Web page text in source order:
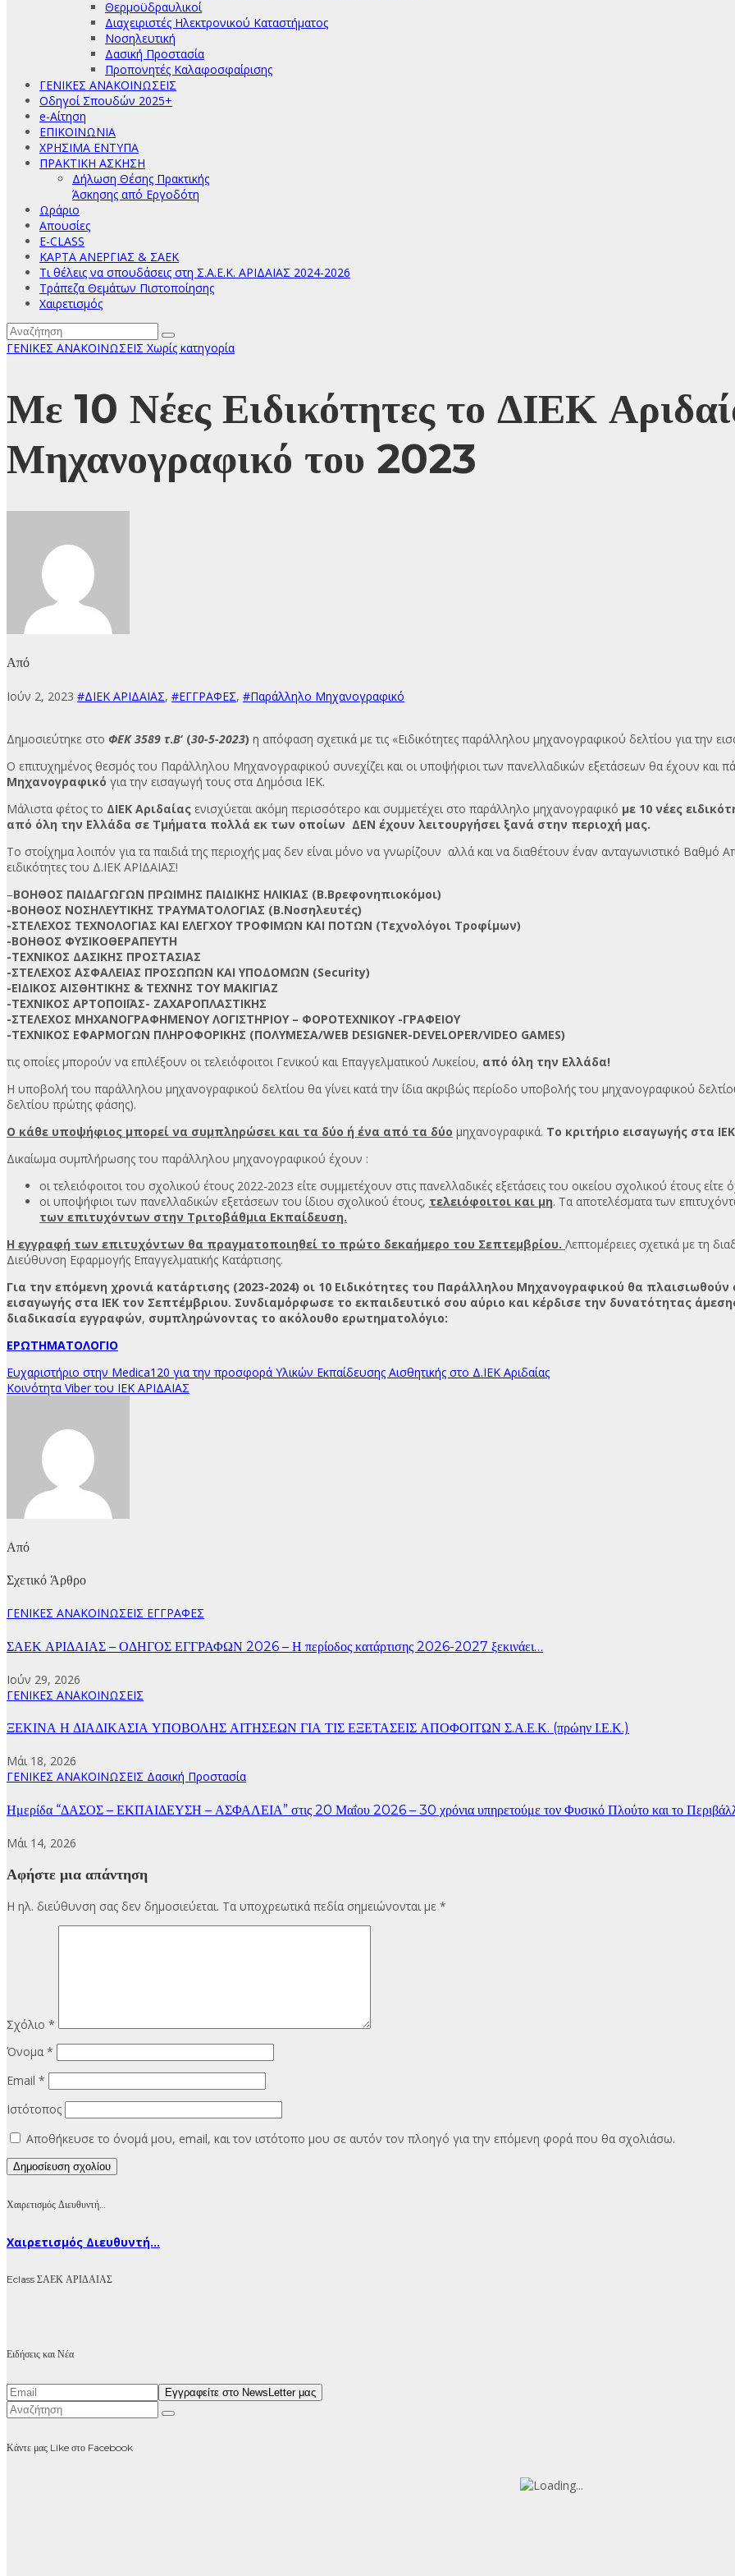
Θερμοϋδραυλικοί
Διαχειριστές Ηλεκτρονικού Καταστήματος
Νοσηλευτική
Δασική Προστασία
Προπονητές Καλαφοσφαίρισης
ΓΕΝΙΚΕΣ ΑΝΑΚΟΙΝΩΣΕΙΣ
Οδηγοί Σπουδών 2025+
e-Αίτηση
ΕΠΙΚΟΙΝΩΝΙΑ
ΧΡΗΣΙΜΑ ΕΝΤΥΠΑ
ΠΡΑΚΤΙΚΗ ΑΣΚΗΣΗ
Δήλωση Θέσης Πρακτικής
Άσκησης από Εργοδότη
Ωράριο
Απουσίες
E-CLASS
ΚΑΡΤΑ ΑΝΕΡΓΙΑΣ & ΣΑΕΚ
Τι θέλεις να σπουδάσεις στη Σ.Α.Ε.Κ. ΑΡΙΔΑΙΑΣ 2024-2026
Τράπεζα Θεμάτων Πιστοποίησης
Χαιρετισμός
ΓΕΝΙΚΕΣ ΑΝΑΚΟΙΝΩΣΕΙΣ Χωρίς κατηγορία
Με 10 Νέες Ειδικότητες το ΔΙΕΚ
Μηχανογραφικό του 2023
Από
Ιούν 2, 2023 #ΔΙΕΚ ΑΡΙΔΑΙΑΣ, #ΕΓΓΡΑΦΕΣ, #Παράλληλο Μηχανογραφικό
Δημοσιεύτηκε στο ΦΕΚ 3589 τ.Β‘ (30-5-2023) η απόφαση σχετικά με τις «Ειδικότητες παράλληλου μηχανογραφικού δελτίου για την
Ο επιτυχημένος θεσμός του Παράλληλου Μηχανογραφικού συνεχίζει και οι υποψήφιοι των πανελλαδικών εξετάσεων θα έχουν και
Μηχανογραφικό για την εισαγωγή τους στα Δημόσια ΙΕΚ.
Μάλιστα φέτος το ΔΙΕΚ Αριδαίας ενισχύεται ακόμη περισσότερο και συμμετέχει στο παράλληλο μηχανογραφικό με 10 νέες
από όλη την Ελλάδα σε Τμήματα πολλά εκ των οποίων ΔΕΝ έχουν λειτουργήσει ξανά στην περιοχή μας.
Το στοίχημα λοιπόν για τα παιδιά της περιοχής μας δεν είναι μόνο να γνωρίζουν αλλά και να διαθέτουν έναν ανταγωνιστικό
ειδικότητες του Δ.ΙΕΚ ΑΡΙΔΑΙΑΣ!
–ΒΟΗΘΟΣ ΠΑΙΔΑΓΩΓΩΝ ΠΡΩΙΜΗΣ ΠΑΙΔΙΚΗΣ ΗΛΙΚΙΑΣ (Β.Βρεφονηπιοκόμοι)
-ΒΟΗΘΟΣ ΝΟΣΗΛΕΥΤΙΚΗΣ ΤΡΑΥΜΑΤΟΛΟΓΙΑΣ (Β.Νοσηλευτές)
-ΣΤΕΛΕΧΟΣ ΤΕΧΝΟΛΟΓΙΑΣ ΚΑΙ ΕΛΕΓΧΟΥ ΤΡΟΦΙΜΩΝ ΚΑΙ ΠΟΤΩΝ (Τεχνολόγοι Τροφίμων)
-ΒΟΗΘΟΣ ΦΥΣΙΚΟΘΕΡΑΠΕΥΤΗ
-ΤΕΧΝΙΚΟΣ ΔΑΣΙΚΗΣ ΠΡΟΣΤΑΣΙΑΣ
-ΣΤΕΛΕΧΟΣ ΑΣΦΑΛΕΙΑΣ ΠΡΟΣΩΠΩΝ ΚΑΙ ΥΠΟΔΟΜΩΝ (Security)
-ΕΙΔΙΚΟΣ ΑΙΣΘΗΤΙΚΗΣ & ΤΕΧΝΗΣ ΤΟΥ ΜΑΚΙΓΙΑΖ
-ΤΕΧΝΙΚΟΣ ΑΡΤΟΠΟΙΪΑΣ- ΖΑΧΑΡΟΠΛΑΣΤΙΚΗΣ
-ΣΤΕΛΕΧΟΣ ΜΗΧΑΝΟΓΡΑΦΗΜΕΝΟΥ ΛΟΓΙΣΤΗΡΙΟΥ – ΦΟΡΟΤΕΧΝΙΚΟΥ -ΓΡΑΦΕΙΟΥ
-ΤΕΧΝΙΚΟΣ ΕΦΑΡΜΟΓΩΝ ΠΛΗΡΟΦΟΡΙΚΗΣ (ΠΟΛΥΜΕΣΑ/WEB DESIGNER-DEVELOPER/VIDEO GAMES)
τις οποίες μπορούν να επιλέξουν οι τελειόφοιτοι Γενικού και Επαγγελματικού Λυκείου, από όλη την Ελλάδα!
Η υποβολή του παράλληλου μηχανογραφικού δελτίου θα γίνει κατά την ίδια ακριβώς περίοδο υποβολής του μηχανογραφικού
δελτίου πρώτης φάσης).
Ο κάθε υποψήφιος μπορεί να συμπληρώσει και τα δύο ή ένα από τα δύο μηχανογραφικά. Το κριτήριο εισαγωγής στα
Δικαίωμα συμπλήρωσης του παράλληλου μηχανογραφικού έχουν :
οι τελειόφοιτοι του σχολικού έτους 2022-2023 είτε συμμετέχουν στις πανελλαδικές εξετάσεις του οικείου σχολικού έτους είτε
οι υποψήφιοι των πανελλαδικών εξετάσεων του ίδιου σχολικού έτους, τελειόφοιτοι και μη. Τα αποτελέσματα των
των επιτυχόντων στην Τριτοβάθμια Εκπαίδευση.
Η εγγραφή των επιτυχόντων θα πραγματοποιηθεί το πρώτο δεκαήμερο του Σεπτεμβρίου. Λεπτομέρειες σχετικά με τη
Διεύθυνση Εφαρμογής Επαγγελματικής Κατάρτισης.
Για την επόμενη χρονιά κατάρτισης (2023-2024) οι 10 Ειδικότητες του Παράλληλου Μηχανογραφικού θα
εισαγωγής στα ΙΕΚ τον Σεπτέμβριου. Συνδιαμόρφωσε το εκπαιδευτικό σου αύριο και κέρδισε την δυνατότητας
διαδικασία εγγραφών, συμπληρώνοντας το ακόλουθο ερωτηματολόγιο:
ΕΡΩΤΗΜΑΤΟΛΟΓΙΟ
Πλοήγηση
Ευχαριστήριο στην Medica120 για την προσφορά Υλικών Εκπαίδευσης Αισθητικής στο Δ.ΙΕΚ Αριδαίας
Κοινότητα Viber του ΙΕΚ ΑΡΙΔΑΙΑΣ
Από
Σχετικό Άρθρο
ΓΕΝΙΚΕΣ ΑΝΑΚΟΙΝΩΣΕΙΣ ΕΓΓΡΑΦΕΣ
ΣΑΕΚ ΑΡΙΔΑΙΑΣ – ΟΔΗΓΟΣ ΕΓΓΡΑΦΩΝ 2026 – Η περίοδος κατάρτισης 2026-2027 ξεκινάει…
Ιούν 29, 2026
ΓΕΝΙΚΕΣ ΑΝΑΚΟΙΝΩΣΕΙΣ
ΞΕΚΙΝΑ Η ΔΙΑΔΙΚΑΣΙΑ ΥΠΟΒΟΛΗΣ ΑΙΤΗΣΕΩΝ ΓΙΑ ΤΙΣ ΕΞΕΤΑΣΕΙΣ ΑΠΟΦΟΙΤΩΝ Σ.Α.Ε.Κ. (πρώην Ι.Ε.Κ.)
Μάι 18, 2026
ΓΕΝΙΚΕΣ ΑΝΑΚΟΙΝΩΣΕΙΣ Δασική Προστασία
Ημερίδα “ΔΑΣΟΣ – ΕΚΠΑΙΔΕΥΣΗ – ΑΣΦΑΛΕΙΑ” στις 20 Μαΐου 2026 – 30 χρόνια υπηρετούμε τον Φυσικό Πλούτο και το
Μάι 14, 2026
Αφήστε μια απάντηση
Η ηλ. διεύθυνση σας δεν δημοσιεύεται. Τα υποχρεωτικά πεδία σημειώνονται με *
Σχόλιο *
Όνομα *
Email *
Ιστότοπος
Αποθήκευσε το όνομά μου, email, και τον ιστότοπο μου σε αυτόν τον πλοηγό για την επόμενη φορά που θα σχολιάσω.
Χαιρετισμός Διευθυντή…
Χαιρετισμός Διευθυντή...
Eclass ΣΑΕΚ ΑΡΙΔΑΙΑΣ
Ειδήσεις και Νέα
Κάντε μας Like στο Facebook